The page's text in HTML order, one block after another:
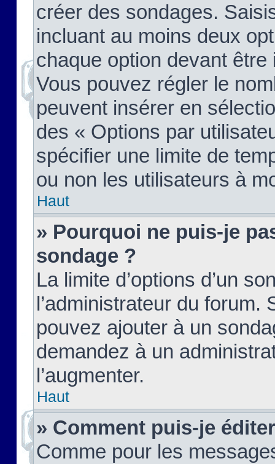
créer des sondages.
incluant au moins deux
chaque option devant
Vous pouvez régler le
peuvent insérer en
des « Options par
spécifier une limite de
ou non les utilisateurs à
Haut
» Pourquoi ne puis-je
sondage ?
La limite d’options d’un
l’administrateur du forum.
pouvez ajouter à un
demandez à un
l’augmenter.
Haut
» Comment puis-je
Comme pour les